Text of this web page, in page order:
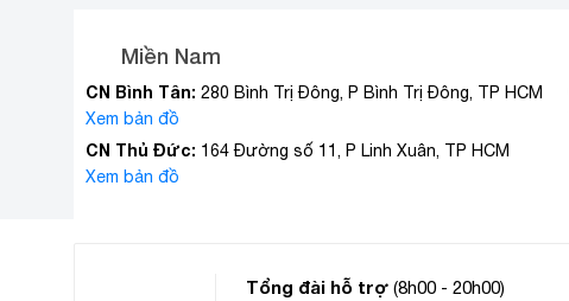
Miền Nam
CN Bình Tân: 280 Bình Trị Đông, P Bình Trị Đông, TP HCM
Xem bản đồ
CN Thủ Đức: 164 Đường số 11, P Linh Xuân, TP HCM
Xem bản đồ
Tổng đài hỗ trợ (8h00 - 20h00)